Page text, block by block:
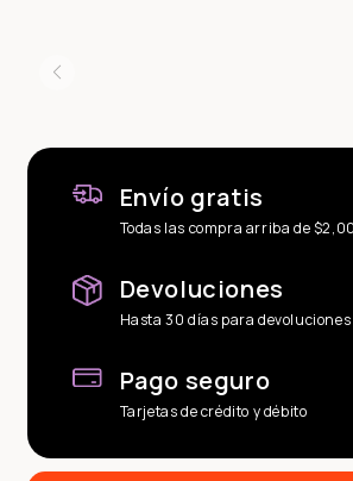
Envío gratis
Todas las compra arriba de
Devoluciones
Hasta 30 días para devoluciones
Pago seguro
Tarjetas de crédito y débito